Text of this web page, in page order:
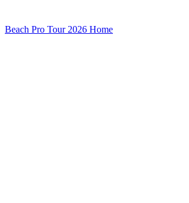
Beach Pro Tour 2026 Home